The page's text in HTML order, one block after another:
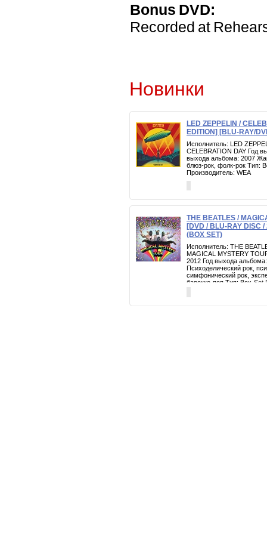
Bonus DVD:
Recorded at
Новинки
LED ZEPPELIN /
EDITION] [BLU-RAY/
Исполнитель: LED
CELEBRATION DAY Год
выхода альбома: 2007
блюз-рок, фолк-рок Тип:
Производитель: WEA
THE BEATLES /
[DVD / BLU-RAY DISC
(BOX SET)
Исполнитель: THE
MAGICAL MYSTERY
2012 Год выхода
Психоделический рок,
симфонический рок,
барокко-поп Тип: Box-Set
45rpm 7" VINYL EPs